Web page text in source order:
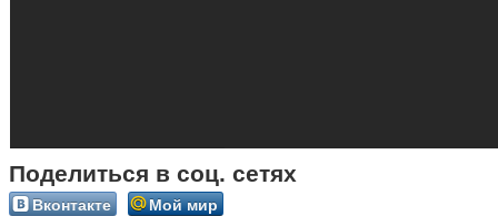
Поделиться в соц. сетях
Вконтакте Мой мир